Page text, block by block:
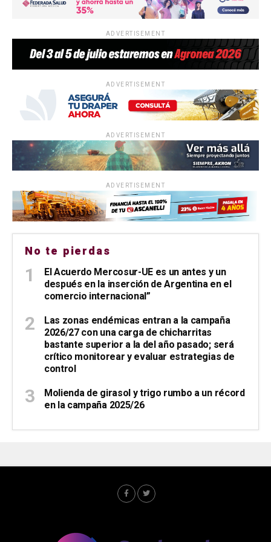
ADVERTISEMENT
ADVERTISEMENT
ADVERTISEMENT
ADVERTISEMENT
No te pierdas
El Acuerdo Mercosur-UE es un antes y un
después en la inserción de Argentina en el
comercio internacional”
Las zonas endémicas entran a la campaña
2026/27 con una carga de chicharritas
bastante superior a la del año pasado; será
crítico monitorear y evaluar estrategias de
control
Molienda de girasol y trigo rumbo a un récord
en la campaña 2025/26